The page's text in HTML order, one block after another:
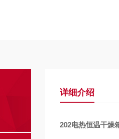
详细介绍
202电热恒温干燥